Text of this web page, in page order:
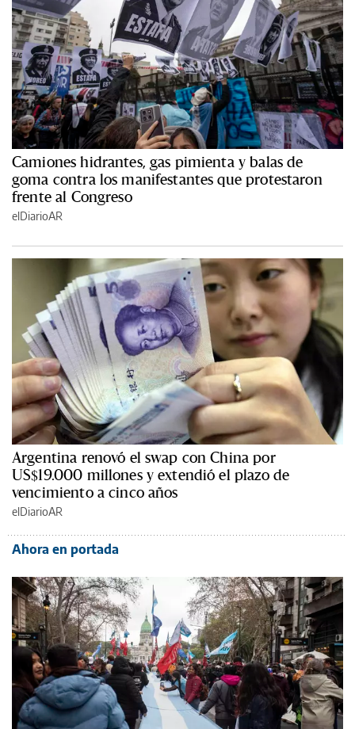
Camiones hidrantes, gas pimienta y balas de
goma contra los manifestantes que protestaron
frente al Congreso
elDiarioAR
Argentina renovó el swap con China por
US$19.000 millones y extendió el plazo de
vencimiento a cinco años
elDiarioAR
Ahora en portada